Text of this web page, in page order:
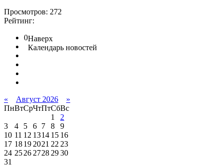
Просмотров: 272
Рейтинг:
0Наверх
Календарь новостей
« Август 2026
»
ПнВтСрЧтПтСбВс
1
2
3
4 5 6 7 8
9
10 11 12 1314 15 16
17 18192021 2223
24 252627282930
31